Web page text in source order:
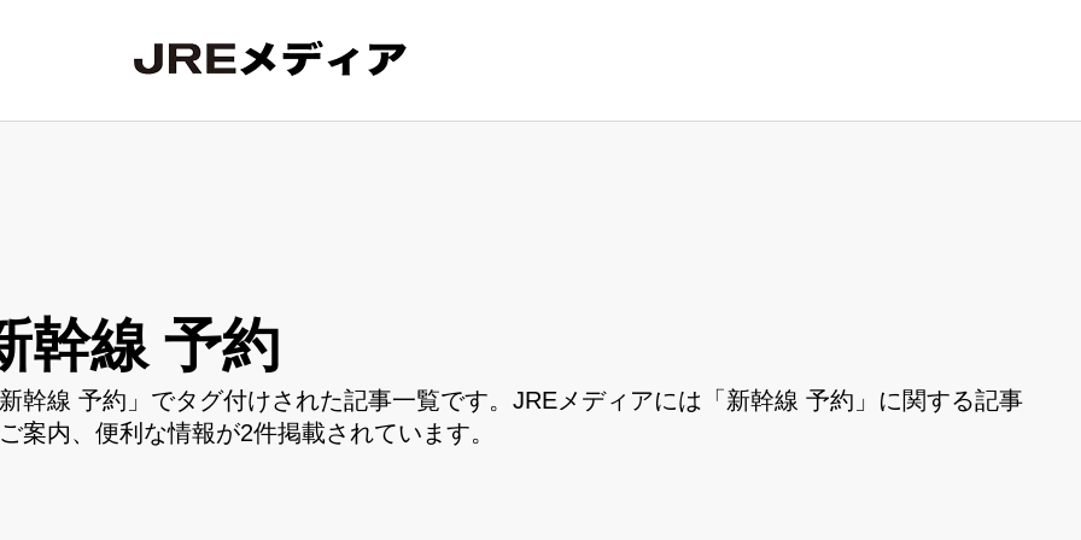
幹線 予約
幹線 予約」でタグ付けされた記事一覧です。JREメディアには「新幹線 予約」に関する記事
案内、便利な情報が2件掲載されています。